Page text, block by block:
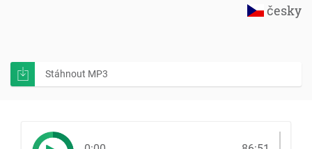
česky
Stáhnout MP3